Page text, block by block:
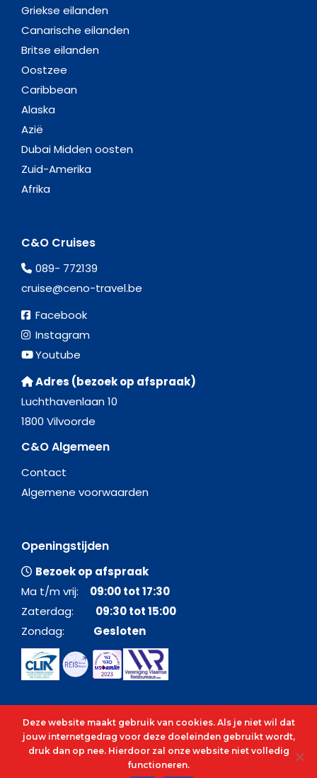
Griekse eilanden
Canarische eilanden
Britse eilanden
Oostzee
Caribbean
Alaska
Azië
Dubai Midden oosten
Zuid-Amerika
Afrika
C&O Cruises
089- 772139
cruise@ceno-travel.be
Facebook
Instagram
Youtube
Adres (bezoek op afspraak)
Luchthavenlaan 10
1800 Vilvoorde
C&O Algemeen
Contact
Algemene voorwaarden
Openingstijden
Bezoek op afspraak
Ma t/m vrij: 09:00 tot 17:30
Zaterdag: 09:30 tot 15:00
Zondag: Gesloten
© 2026 - Alle rechten voorbehouden - C&O Cruises
Deze website maakt gebruik van cookies. Als je niet wil dat
jouw internetgedrag voor deze doeleinden gebruikt wordt,
druk dan op nee. Hierdoor zal onze website niet volledig
functioneren.